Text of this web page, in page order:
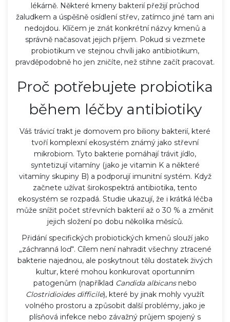
lékárně. Některé kmeny bakterií přežijí průchod
žaludkem a úspěšně osídlení střev, zatímco jiné tam ani
nedojdou. Klíčem je znát konkrétní názvy kmenů a
správně načasovat jejich příjem. Pokud si vezmete
probiotikum ve stejnou chvíli jako antibiotikum,
pravděpodobně ho jen zničíte, než stihne začít pracovat.
Proč potřebujete probiotika
během léčby antibiotiky
Váš trávicí trakt je domovem pro biliony bakterií, které
tvoří komplexní ekosystém známý jako střevní
mikrobiom. Tyto bakterie pomáhají trávit jídlo,
syntetizují vitamíny (jako je vitamin K a některé
vitamíny skupiny B) a podporují imunitní systém. Když
začnete užívat širokospektrá antibiotika, tento
ekosystém se rozpadá. Studie ukazují, že i krátká léčba
může snížit počet střevních bakterií až o 30 % a změnit
jejich složení po dobu několika měsíců.
Přidání specifických probiotických kmenů slouží jako
„záchranná loď“. Cílem není nahradit všechny ztracené
bakterie najednou, ale poskytnout tělu dostatek živých
kultur, které mohou konkurovat oportunním
patogenům (například Candida albicansnebo
Clostridioides difficile), které by jinak mohly využít
volného prostoru a způsobit další problémy, jako je
plísňová infekce nebo závažný průjem spojený s